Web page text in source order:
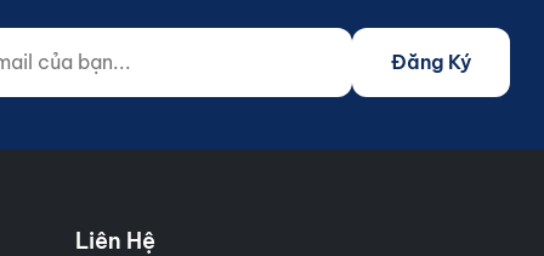
của bạn...
not fill)
Đăng Ký
Liên Hệ